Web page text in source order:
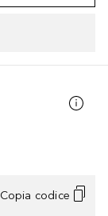
Copia codice